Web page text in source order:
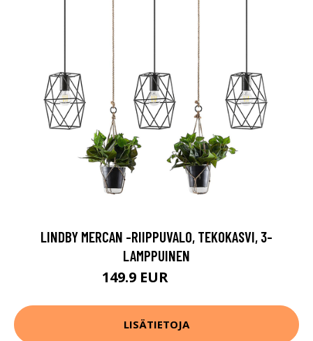
LINDBY MERCAN -RIIPPUVALO, TEKOKASVI, 3-
LAMPPUINEN
149.9 EUR
LISÄTIETOJA